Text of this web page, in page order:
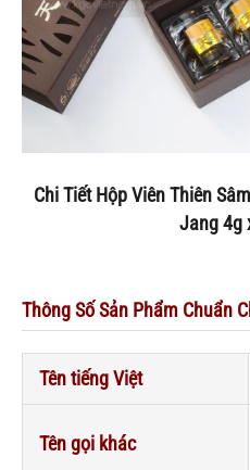
Chi Tiết Hộp Viên Thiên
Jang 4g
Thông Số Sản Phẩm Chuẩn
Tên tiếng Việt
Tên gọi khác